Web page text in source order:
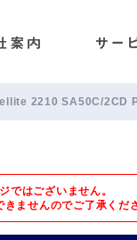
2210 SA50C/2CD
ではございません。
ませんのでご了承くだ